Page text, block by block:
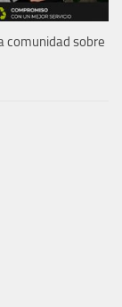
comunidad sobre